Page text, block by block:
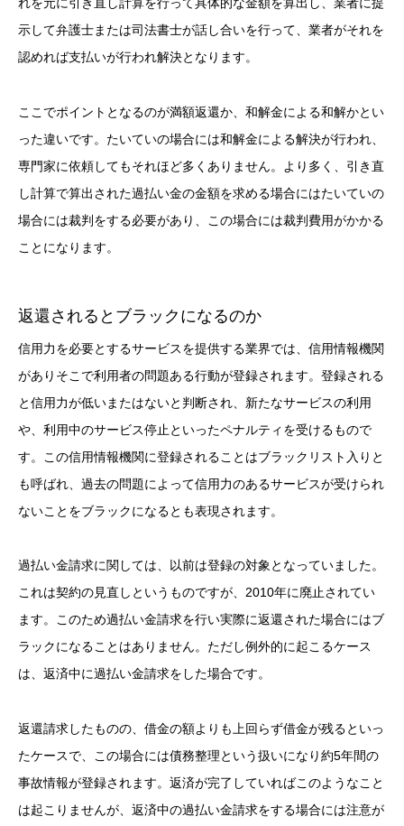
示して弁護士または司法書士が話し合いを行って、業者がそれを
認めれば支払いが行われ解決となります。
ここでポイントとなるのが満額返還か、和解金による和解かとい
った違いです。たいていの場合には和解金による解決が行われ、
専門家に依頼してもそれほど多くありません。より多く、引き直
し計算で算出された過払い金の金額を求める場合にはたいていの
場合には裁判をする必要があり、この場合には裁判費用がかかる
ことになります。
返還されるとブラックになるのか
信用力を必要とするサービスを提供する業界では、信用情報機関
がありそこで利用者の問題ある行動が登録されます。登録される
と信用力が低いまたはないと判断され、新たなサービスの利用
や、利用中のサービス停止といったペナルティを受けるもので
す。この信用情報機関に登録されることはブラックリスト入りと
も呼ばれ、過去の問題によって信用力のあるサービスが受けられ
ないことをブラックになるとも表現されます。
過払い金請求に関しては、以前は登録の対象となっていました。
これは契約の見直しというものですが、2010年に廃止されてい
ます。このため過払い金請求を行い実際に返還された場合にはブ
ラックになることはありません。ただし例外的に起こるケース
は、返済中に過払い金請求をした場合です。
返還請求したものの、借金の額よりも上回らず借金が残るといっ
たケースで、この場合には債務整理という扱いになり約5年間の
事故情報が登録されます。返済が完了していればこのようなこと
は起こりませんが、返済中の過払い金請求をする場合には注意が